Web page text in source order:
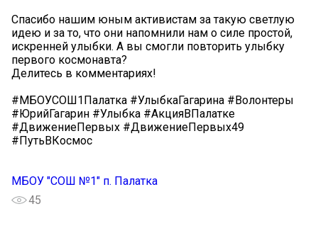
Спасибо нашим юным активистам за такую светлую
идею и за то, что они напомнили нам о силе простой,
искренней улыбки. А вы смогли повторить улыбку
первого космонавта?
Делитесь в комментариях!
#МБОУСОШ1Палатка #УлыбкаГагарина #Волонтеры
#ЮрийГагарин #Улыбка #АкцияВПалатке
#ДвижениеПервых #ДвижениеПервых49
#ПутьВКосмос
МБОУ "СОШ №1" п. Палатка
45